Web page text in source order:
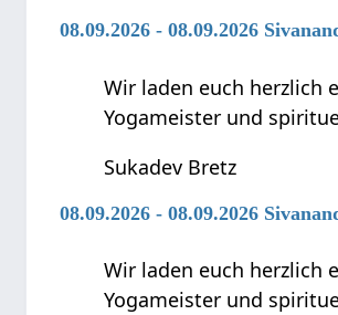
08.09.2026 - 08.09.2026
Wir laden euch herzlich
Yogameister und
Sukadev Bretz
08.09.2026 - 08.09.2026
Wir laden euch herzlich
Yogameister und